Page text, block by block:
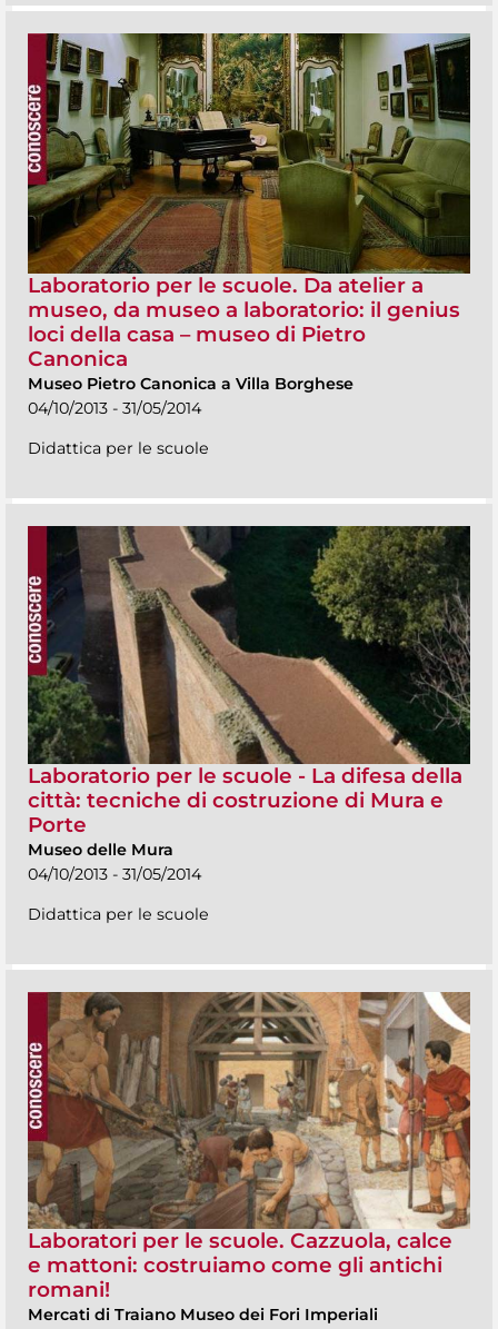
Laboratorio per le scuole. Da atelier a
museo, da museo a laboratorio: il genius
loci della casa – museo di Pietro
Canonica
Museo Pietro Canonica a Villa Borghese
04/10/2013 - 31/05/2014
Didattica per le scuole
Laboratorio per le scuole - La difesa della
città: tecniche di costruzione di Mura e
Porte
Museo delle Mura
04/10/2013 - 31/05/2014
Didattica per le scuole
Laboratori per le scuole. Cazzuola, calce
e mattoni: costruiamo come gli antichi
romani!
Mercati di Traiano Museo dei Fori Imperiali